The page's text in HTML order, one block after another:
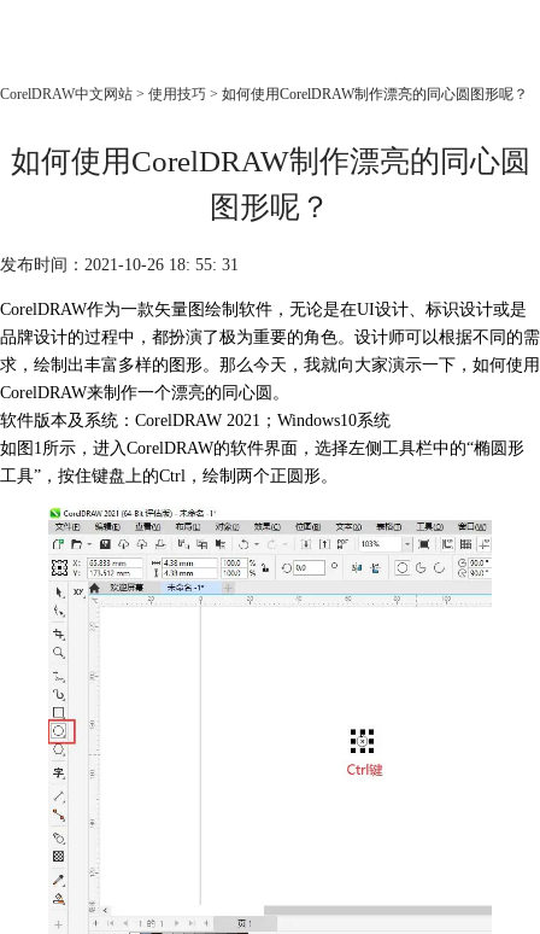
首页
产品
下载
购买
CorelDRAW中文网站 > 使用技巧 > 如何使用CorelDRAW制作漂亮的同心圆图形呢？
如何使用CorelDRAW制作漂亮的同心圆
图形呢？
发布时间：2021-10-26 18: 55: 31
CorelDRAW作为一款矢量图绘制软件 ，无论是在UI设计、标识设计或是
品牌设计的过程中，都扮演了极为重要的角色。设计师可以根据不同的需
求，绘制出丰富多样的图形。那么今天，我就向大家演示一下，如何使用
CorelDRAW来制作一个漂亮的同心圆。
软件版本及系统：CorelDRAW 2021；Windows10系统
如图1所示，进入CorelDRAW的软件界面，选择左侧工具栏中的“椭圆形
工具”，按住键盘上的Ctrl，绘制两个正圆形。